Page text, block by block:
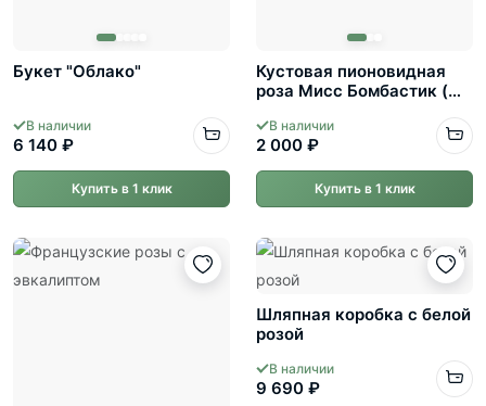
Букет "Облако"
В наличии
6 140 ₽
Купить в 1 клик
Кустовая пионовидная
роза Мисс Бомбастик (
В наличии
2 000 ₽
Купить в 1 клик
Шляпная коробка с белой
розой
В наличии
9 690 ₽